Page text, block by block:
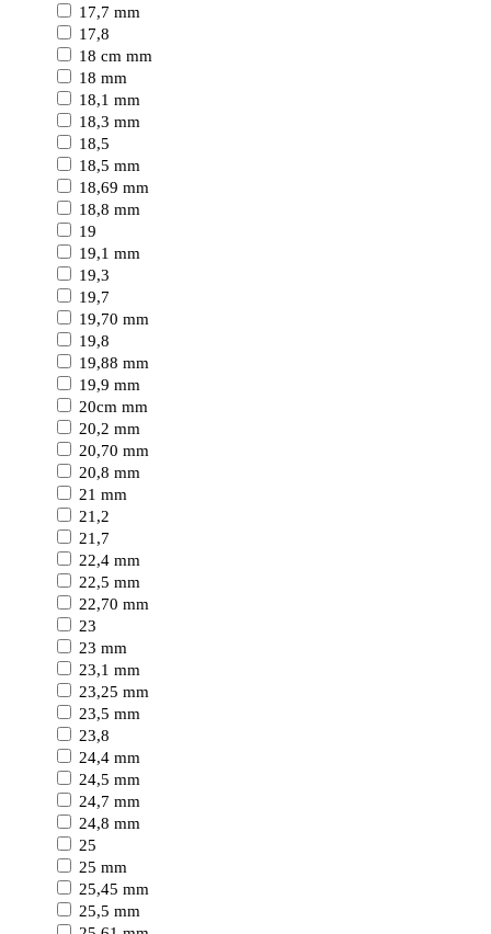
17,7 mm
17,8
18 cm mm
18 mm
18,1 mm
18,3 mm
18,5
18,5 mm
18,69 mm
18,8 mm
19
19,1 mm
19,3
19,7
19,70 mm
19,8
19,88 mm
19,9 mm
20cm mm
20,2 mm
20,70 mm
20,8 mm
21 mm
21,2
21,7
22,4 mm
22,5 mm
22,70 mm
23
23 mm
23,1 mm
23,25 mm
23,5 mm
23,8
24,4 mm
24,5 mm
24,7 mm
24,8 mm
25
25 mm
25,45 mm
25,5 mm